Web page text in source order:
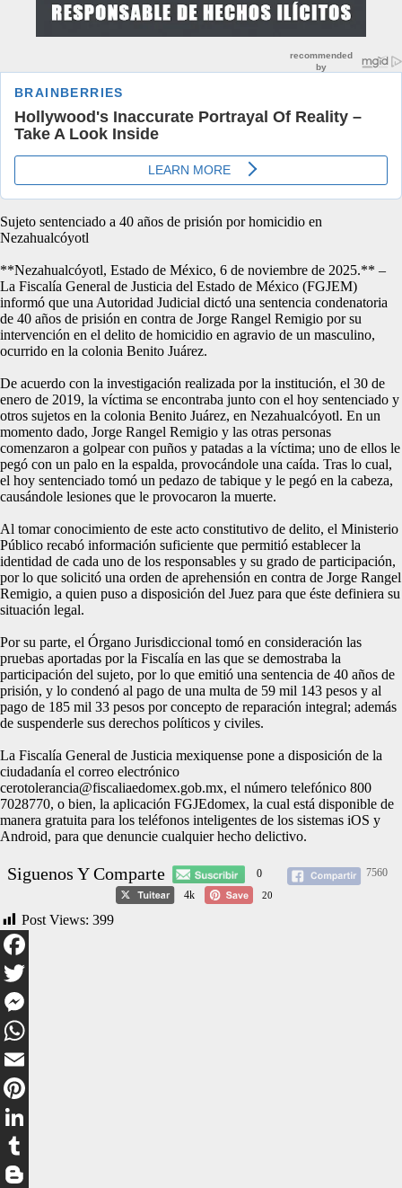
Sujeto sentenciado a 40 años de prisión por homicidio en
Nezahualcóyotl
**Nezahualcóyotl, Estado de México, 6 de noviembre de 2025.** –
La Fiscalía General de Justicia del Estado de México (FGJEM)
informó que una Autoridad Judicial dictó una sentencia condenatoria
de 40 años de prisión en contra de Jorge Rangel Remigio por su
intervención en el delito de homicidio en agravio de un masculino,
ocurrido en la colonia Benito Juárez.
De acuerdo con la investigación realizada por la institución, el 30 de
enero de 2019, la víctima se encontraba junto con el hoy sentenciado y
otros sujetos en la colonia Benito Juárez, en Nezahualcóyotl. En un
momento dado, Jorge Rangel Remigio y las otras personas
comenzaron a golpear con puños y patadas a la víctima; uno de ellos le
pegó con un palo en la espalda, provocándole una caída. Tras lo cual,
el hoy sentenciado tomó un pedazo de tabique y le pegó en la cabeza,
causándole lesiones que le provocaron la muerte.
Al tomar conocimiento de este acto constitutivo de delito, el Ministerio
Público recabó información suficiente que permitió establecer la
identidad de cada uno de los responsables y su grado de participación,
por lo que solicitó una orden de aprehensión en contra de Jorge Rangel
Remigio, a quien puso a disposición del Juez para que éste definiera su
situación legal.
Por su parte, el Órgano Jurisdiccional tomó en consideración las
pruebas aportadas por la Fiscalía en las que se demostraba la
participación del sujeto, por lo que emitió una sentencia de 40 años de
prisión, y lo condenó al pago de una multa de 59 mil 143 pesos y al
pago de 185 mil 33 pesos por concepto de reparación integral; además
de suspenderle sus derechos políticos y civiles.
La Fiscalía General de Justicia mexiquense pone a disposición de la
ciudadanía el correo electrónico
cerotolerancia@fiscaliaedomex.gob.mx, el número telefónico 800
7028770, o bien, la aplicación FGJEdomex, la cual está disponible de
manera gratuita para los teléfonos inteligentes de los sistemas iOS y
Android, para que denuncie cualquier hecho delictivo.
Siguenos Y Comparte 0
7560
4k
20
Post Views: 399
Facebook
Twitter
Messenger
WhatsApp
Email
Pinterest
LinkedIn
Tumblr